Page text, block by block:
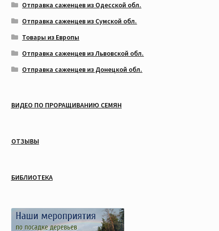
Отправка саженцев из Одесской обл.
Отправка саженцев из Сумской обл.
Товары из Европы
Отправка саженцев из Львовской обл.
Отправка саженцев из Донецкой обл.
ВИДЕО ПО ПРОРАЩИВАНИЮ СЕМЯН
ОТЗЫВЫ
БИБЛИОТЕКА